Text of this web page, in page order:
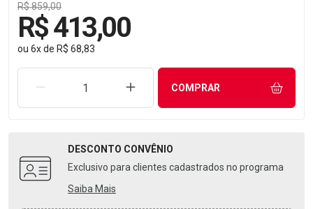
R$ 859,00
R$ 413,00
ou 6xde R$ 68,83
REMOVER UMA UNIDADEAUMENTAR UMA UNIDADE
COMPRAR
DESCONTO CONVÊNIO
Exclusivo para clientes cadastrados no programa
Saiba Mais